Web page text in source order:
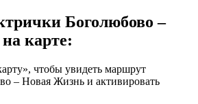
Боголюбово –
карте:
чтобы увидеть маршрут
– Новая Жизнь и активировать